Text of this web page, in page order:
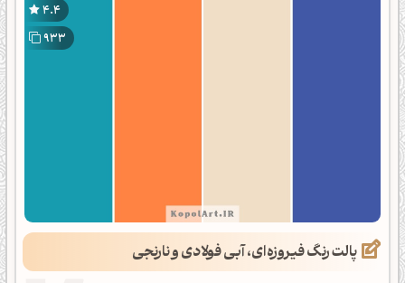
4.4
933
پالت رنگ فیروزه‌ای، آبی فولادی و نارنجی